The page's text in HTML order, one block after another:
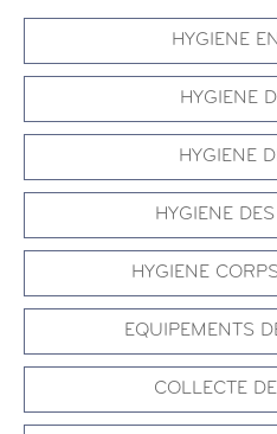
HYGIENE
HYGIENE
HYGIENE
HYGIENE
HYGIENE
EQUIPEMENTS
COLLECTE